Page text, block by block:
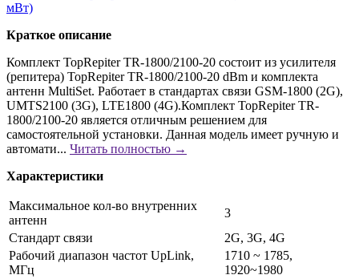
Краткое описание
Комплект TopRepiter TR-1800/2100-20 состоит из усилителя
(репитера) TopRepiter TR-1800/2100-20 dBm и комплекта
антенн MultiSet. Работает в стандартах связи GSM-1800 (2G),
UMTS2100 (3G), LTE1800 (4G).Комплект TopRepiter TR-
1800/2100-20 является отличным решением для
самостоятельной установки. Данная модель имеет ручную и
автомати... Читать полностью →
Характеристики
Максимальное кол-во внутренних
антенн
3
Стандарт связи
2G, 3G, 4G
Рабочий диапазон частот UpLink,
МГц
1710 ~ 1785,
1920~1980